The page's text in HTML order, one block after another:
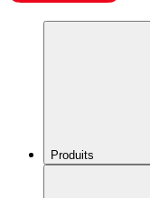
Produits